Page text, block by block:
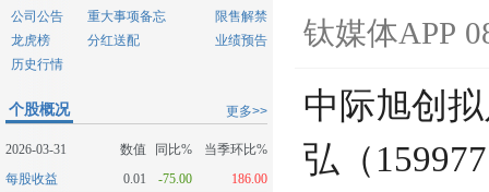
公司公告 重大事项备忘
限售解禁
龙虎榜
分红送配
业绩预告
历史行情
更多>>
个股概况
2026-03-31 数值 同比%
当季环比%
每股收益
0.01 -75.00
186.00
钛媒体APP
中际旭创
弘（